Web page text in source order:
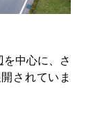
中心に、さ
されていま